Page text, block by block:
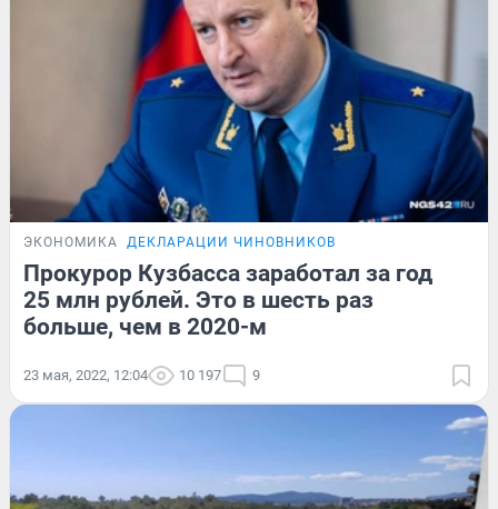
ЭКОНОМИКА ДЕКЛАРАЦИИ ЧИНОВНИКОВ
Прокурор Кузбасса заработал за год
25 млн рублей. Это в шесть раз
больше, чем в 2020-м
23 мая, 2022, 12:04 10 197 9